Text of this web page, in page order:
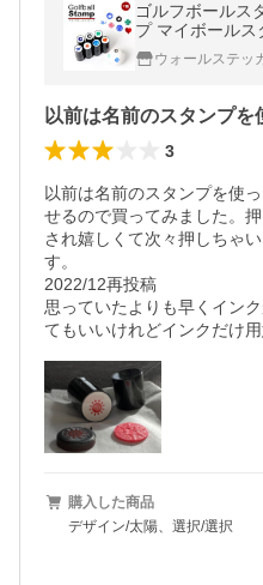
ゴルフボールス
プ マイボールス
コ ゴルフ ボー
グ マークスタン
ウォールステッ
3
以前は名前のスタンプを使
せるので買ってみました。
され嬉しくて次々押しちゃ
す。
2022/12再投稿
思っていたよりも早くイン
購入した商品
デザイン/太陽、選択/選択